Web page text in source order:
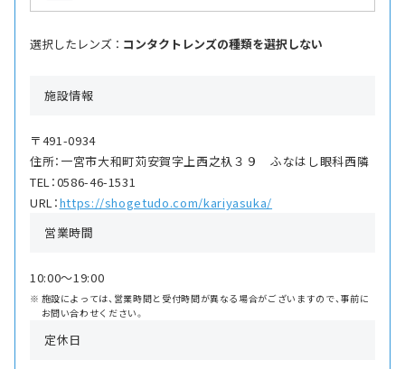
選択したレンズ ： コンタクトレンズの種類を選択しない
施設情報
〒491-0934
住所：一宮市大和町苅安賀字上西之杁３９ ふなはし眼科西隣
TEL：0586-46-1531
URL：https://shogetudo.com/kariyasuka/
営業時間
10:00〜19:00
施設によっては、営業時間と受付時間が異なる場合がございますので、事前に
お問い合わせください。
定休日